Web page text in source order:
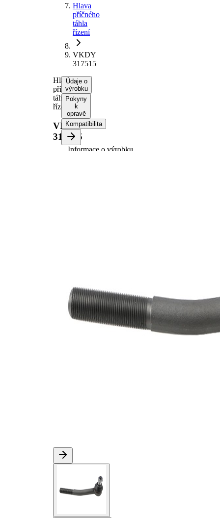
Hlava
příčného
táhla
řízení
VKDY
317515
Hlava
příčného
táhla
řízení
VKDY
317515
Údaje o
výrobku
Pokyny
k
opravě
Kompatibilita
Informace o výrobku